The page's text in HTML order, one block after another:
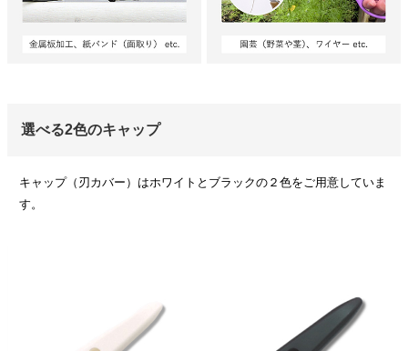
選べる2色のキャップ
キャップ（刃カバー）はホワイトとブラックの２色をご用意していま
す。